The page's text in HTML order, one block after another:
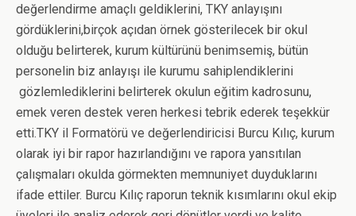
değerlendirme amaçlı geldiklerini, TKY anlayışını
gördüklerini,birçok açıdan örnek gösterilecek bir okul
olduğu belirterek, kurum kültürünü benimsemiş, bütün
personelin biz anlayışı ile kurumu sahiplendiklerini
gözlemlediklerini belirterek okulun eğitim kadrosunu,
emek veren destek veren herkesi tebrik ederek teşekkür
etti.TKY il Formatörü ve değerlendiricisi Burcu Kılıç, kurum
olarak iyi bir rapor hazırlandığını ve rapora yansıtılan
çalışmaları okulda görmekten memnuniyet duyduklarını
ifade ettiler. Burcu Kılıç raporun teknik kısımlarını okul ekip